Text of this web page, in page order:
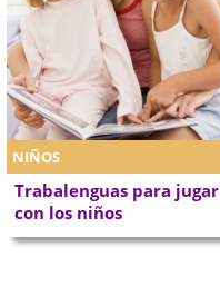
NIÑOS
Trabalenguas para jugar
con los niños